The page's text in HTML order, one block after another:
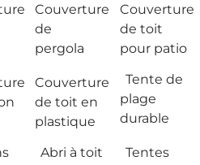
Couverture
de
pergola
Couverture
de toit
pour patio
Couverture
de toit en
plastique
Tente de
plage
durable
Abri à toit
Tentes